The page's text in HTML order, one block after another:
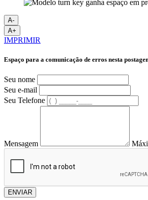
A-
A+
IMPRIMIR
Espaço para a comunicação de erros nesta
Seu nome
Seu e-mail
Seu Telefone
Mensagem
ENVIAR